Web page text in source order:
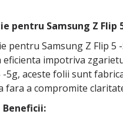
pentru Samsung Z Flip
pentru Samsung Z Flip
impotriva
-5g, aceste folii sunt
fara a compromite